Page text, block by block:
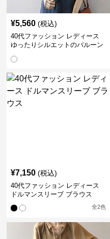
¥5,560 (税込)
40代ファッション レディース
ゆったりシルエットのバルーン
¥7,150 (税込)
40代ファッション レディース
ドルマンスリーブ ブラウス
全2色